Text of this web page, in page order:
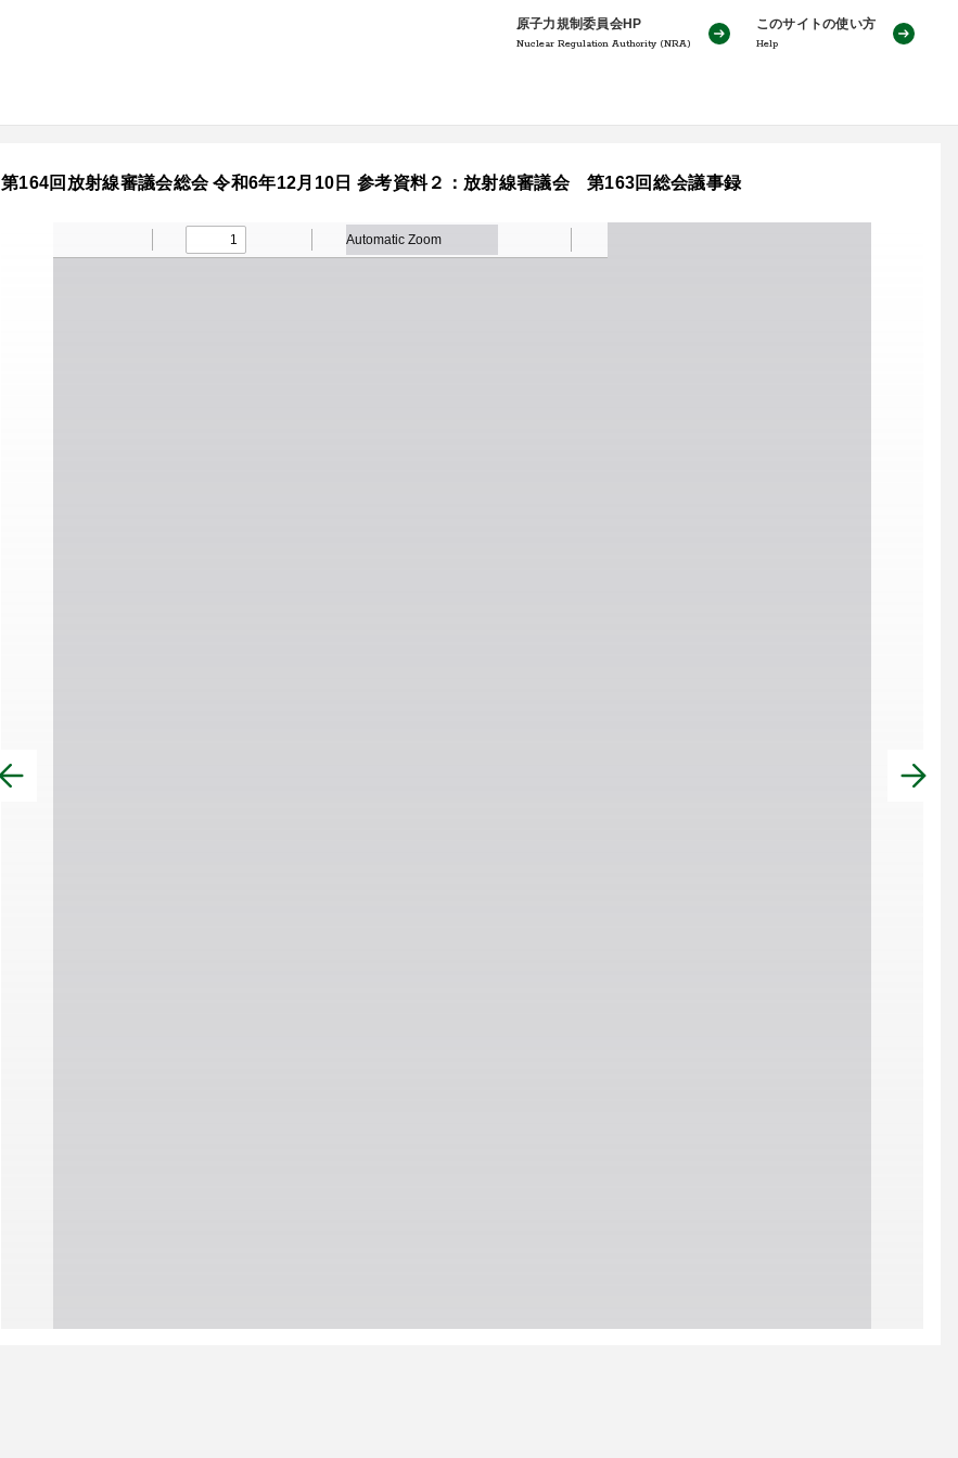
原子力規制委員会HP
Nuclear Regulation Authority (NRA)
このサイトの使い方
Help
第164回放射線審議会総会 令和6年12月10日 参考資料２：放射線審議会 第163回総会議事録